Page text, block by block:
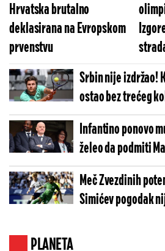
Hrvatska brutalno
deklasirana na Evropskom
prvenstvu
Srbin nije izdržao!
ostao bez trećeg
Infantino ponovo
želeo da podmiti
Meč Zvezdinih
Simićev pogodak
PLANETA